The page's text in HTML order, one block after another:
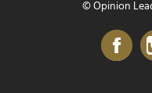
© Opinion